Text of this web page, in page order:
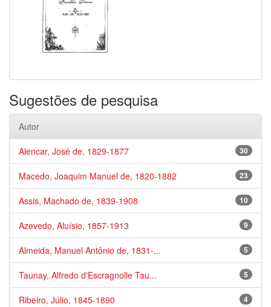
Sugestões de pesquisa
Autor
30
Alencar, José de, 1829-1877
23
Macedo, Joaquim Manuel de, 1820-1882
10
Assis, Machado de, 1839-1908
9
Azevedo, Aluísio, 1857-1913
5
Almeida, Manuel Antônio de, 1831-...
5
Taunay, Alfredo d'Escragnolle Tau...
4
Ribeiro, Júlio, 1845-1890